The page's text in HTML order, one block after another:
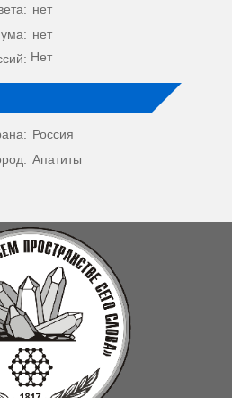
нет
нет
Нет
Россия
Апатиты